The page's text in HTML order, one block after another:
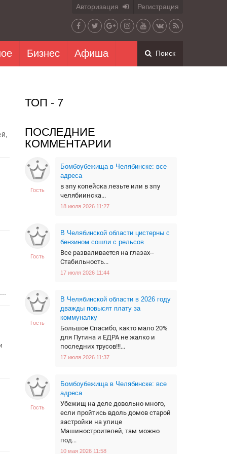
Авторизация Регистрация
Бизнес Афиша Поиск
ТОП - 7
ПОСЛЕДНИЕ
КОММЕНТАРИИ
Гость
Бомбоубежища в Челябинске: все
адреса
в зпу копейска лезьте или в зпу
челябиинска...
18 июля 2026 11:27
Гость
В Челябинской области цистерны с
бензином сошли с рельсов
Все разваливается на глазах--
Стабильность...
17 июля 2026 11:44
Гость
В Челябинской области в 2026 году
дважды повысят плату за
коммуналку
Большое Спасибо, както мало 20%
для Путина и ЕДРА не жалко и
последних трусов!!!...
17 июля 2026 11:37
Гость
Бомбоубежища в Челябинске: все
адреса
Убежищ на деле довольно много,
если пройтись вдоль домов старой
застройки на улице
Машиностроителей, там можно
под...
10 мая 2026 11:58